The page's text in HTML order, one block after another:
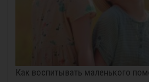
Как воспитывать маленького